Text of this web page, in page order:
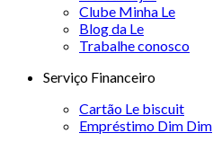
Clube Minha Le
Blog da Le
Trabalhe conosco
Serviço Financeiro
Cartão Le biscuit
Empréstimo Dim Dim